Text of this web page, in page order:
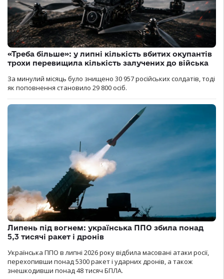
«Треба більше»: у липні кількість вбитих окупантів
трохи перевищила кількість залучених до війська
За минулий місяць було знищено 30 957 російських солдатів, тоді
як поповнення становило 29 800 осіб.
Липень під вогнем: українська ППО збила понад
5,3 тисячі ракет і дронів
Українська ППО в липні 2026 року відбила масовані атаки росії,
перехопивши понад 5300 ракет і ударних дронів, а також
знешкодивши понад 48 тисяч БПЛА.